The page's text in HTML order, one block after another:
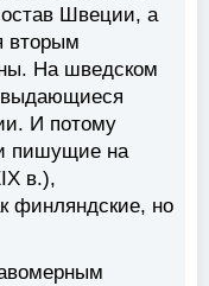
Швеции, а
вторым
На шведском
выдающиеся
И потому
пишущие на
в.),
финляндские, но